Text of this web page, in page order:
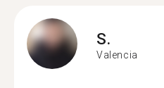
S.
Valencia